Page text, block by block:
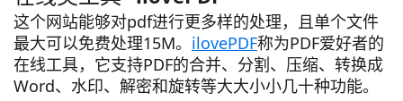
这个网站能够对pdf进行更多样的处理，且单个文件
最大可以免费处理15M。 ilovePDF称为PDF爱好者的
在线工具，它支持PDF的合并、分割、压缩、转换成
Word、水印、解密和旋转等大大小小几十种功能。